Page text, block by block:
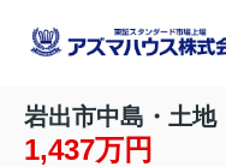
岩出市中島・土地
1,437万円